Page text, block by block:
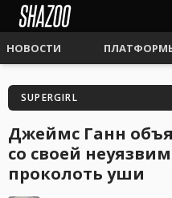
НОВОСТИ
SUPERGIRL
Джеймс Ганн
со своей
проколоть уши